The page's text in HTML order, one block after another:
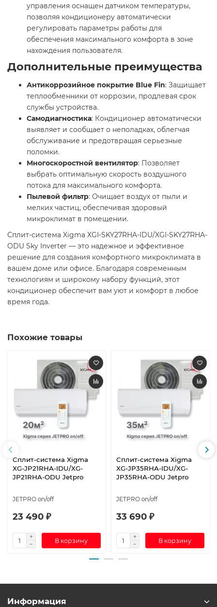
управления оснащен датчиком температуры,
позволяя кондиционеру автоматически
регулировать параметры работы для
обеспечения максимального комфорта в зоне
нахождения пользователя. ​
Дополнительные преимущества
Антикоррозийное покрытие Blue Fin: Защищает
теплообменники от коррозии, продлевая срок
службы устройства.​
Самодиагностика: Кондиционер автоматически
выявляет и сообщает о неполадках, облегчая
обслуживание и предотвращая серьезные
поломки.​
Многоскоростной вентилятор: Позволяет
выбрать оптимальную скорость воздушного
потока для максимального комфорта.​
Пылевой фильтр: Очищает воздух от пыли и
мелких частиц, обеспечивая здоровый
микроклимат в помещении.​
Сплит-система Xigma XGI-SKY27RHA-IDU/XGI-SKY27RHA-
ODU Sky Inverter — это надежное и эффективное
решение для создания комфортного микроклимата в
вашем доме или офисе. Благодаря современным
технологиям и широкому набору функций, этот
кондиционер обеспечит вам уют и комфорт в любое
время года.
Похожие товары
Сплит-система Xigma
XG-JP21RHA-IDU/XG-
JP21RHA-ODU Jetpro
JETPRO on/off
23 490 ₽
В корзину
Сплит-система Xigma
XG-JP35RHA-IDU/XG-
JP35RHA-ODU Jetpro
JETPRO on/off
33 690 ₽
В корзину
Информация